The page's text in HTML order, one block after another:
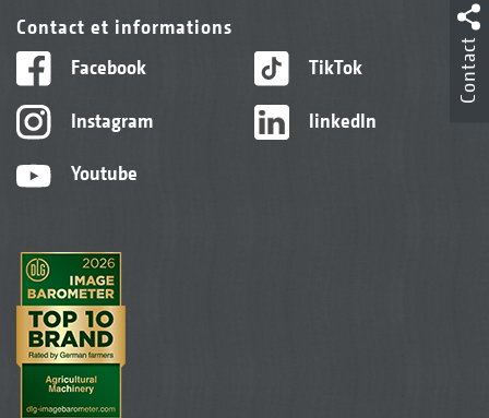
Contact et informations
Facebook
Instagram
Youtube
TikTok
linkedIn
Contact